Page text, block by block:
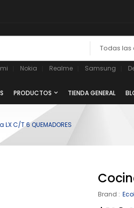
Todas
Nokia Realme Samsung
PRODUCTOS TIENDA GENERAL
C/T 6 QUEMADORES
Brand :